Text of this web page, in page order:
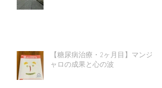
【糖尿病治療・2ヶ月目】マンジ
ャロの成果と心の波